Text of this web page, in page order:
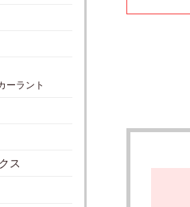
ーラント
ス